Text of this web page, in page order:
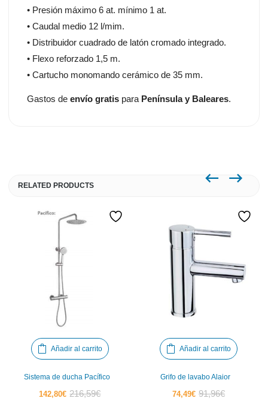
• Presión máximo 6 at. mínimo 1 at.
• Caudal medio 12 l/mim.
• Distribuidor cuadrado de latón cromado integrado.
• Flexo reforzado 1,5 m.
• Cartucho monomando cerámico de 35 mm.
Gastos deenvío gratis para Península y Baleares.
RELATED PRODUCTS
Añadir al carrito
Sistema de ducha Pacífico
142,80€El216,59€El
Añadir al carrito
Grifo de lavabo Alaior
74,49€El91,96€El